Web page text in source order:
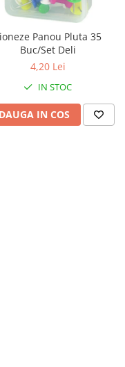
Panou Pluta 35
Buc/Set Deli
4,20 Lei
IN STOC
IN COS